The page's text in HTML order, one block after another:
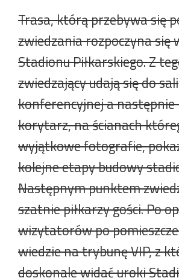
Trasa, którą przebywa się
zwiedzania rozpoczyna się
Stadionu Piłkarskiego. Z
zwiedzający udają się do sali
konferencyjnej a następnie
korytarz, na ścianach
wyjątkowe fotografie,
kolejne etapy budowy
Następnym punktem
szatnie piłkarzy gości. Po
wizytatorów po
wiedzie na trybunę VIP, z
doskonale widać uroki